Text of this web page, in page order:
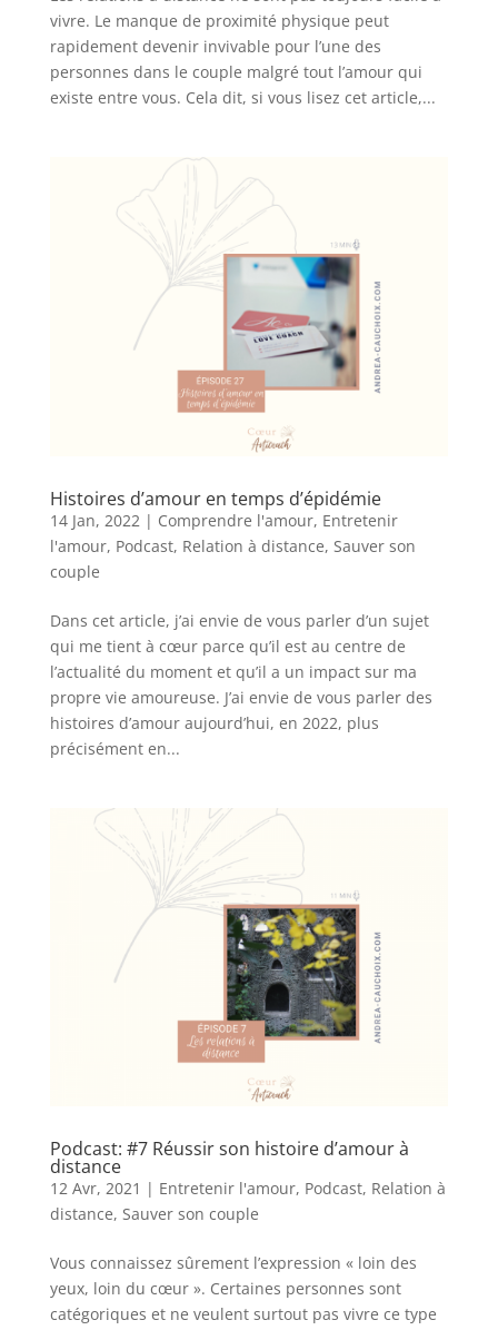
vivre. Le manque de proximité physique peut
rapidement devenir invivable pour l’une des
personnes dans le couple malgré tout l’amour qui
existe entre vous. Cela dit, si vous lisez cet article,...
Histoires d’amour en temps d’épidémie
14 Jan, 2022 | Comprendre l'amour, Entretenir
l'amour, Podcast, Relation à distance, Sauver son
couple
Dans cet article, j’ai envie de vous parler d’un sujet
qui me tient à cœur parce qu’il est au centre de
l’actualité du moment et qu’il a un impact sur ma
propre vie amoureuse. J’ai envie de vous parler des
histoires d’amour aujourd’hui, en 2022, plus
précisément en...
Podcast: #7 Réussir son histoire d’amour à
distance
12 Avr, 2021 | Entretenir l'amour, Podcast, Relation à
distance, Sauver son couple
Vous connaissez sûrement l’expression « loin des
yeux, loin du cœur ». Certaines personnes sont
catégoriques et ne veulent surtout pas vivre ce type